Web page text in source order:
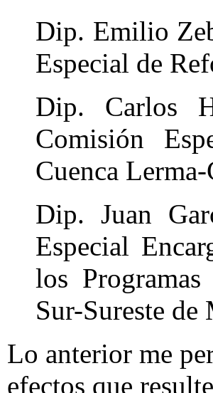
Dip. Emilio
Especial de
Dip. Carlos
Comisión
Cuenca Lerma-
Dip. Juan
Especial
los
Sur-Sureste de
Lo anterior me
efectos que